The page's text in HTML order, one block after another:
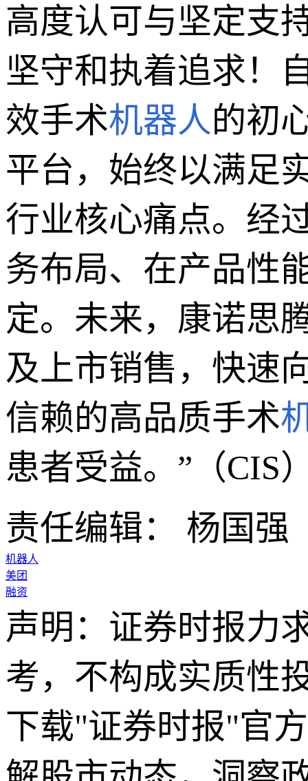
高度认可与坚定支
坚守和执着追求！
效手术机器人的初
平台，始终以满足
行业核心痛点。经
务布局、在产品性
定。未来，康诺思
及上市销售，快速
信赖的高品质手术
患者受益。”（CIS
责任编辑： 杨国强
机器人
美团
融资
声明：证券时报力
考，不构成实质性
下载"证券时报"官